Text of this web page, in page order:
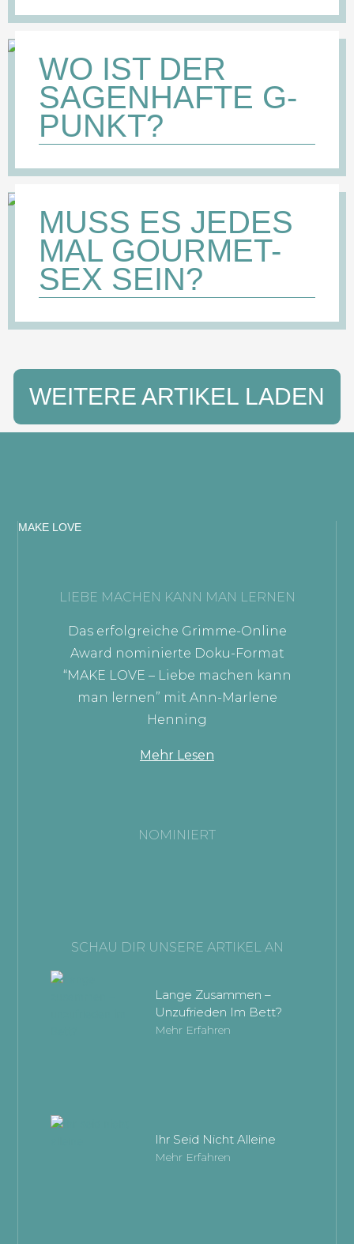
WO IST DER
SAGENHAFTE G-
PUNKT?
MUSS ES JEDES
MAL GOURMET-
SEX SEIN?
WEITERE ARTIKEL LADEN
MAKE LOVE
LIEBE MACHEN KANN MAN LERNEN
Das erfolgreiche Grimme-Online
Award nominierte Doku-Format
“MAKE LOVE – Liebe machen kann
man lernen” mit Ann-Marlene
Henning
Mehr Lesen
NOMINIERT
SCHAU DIR UNSERE ARTIKEL AN
Lange Zusammen –
Unzufrieden Im Bett?
Mehr Erfahren
Ihr Seid Nicht Alleine
Mehr Erfahren